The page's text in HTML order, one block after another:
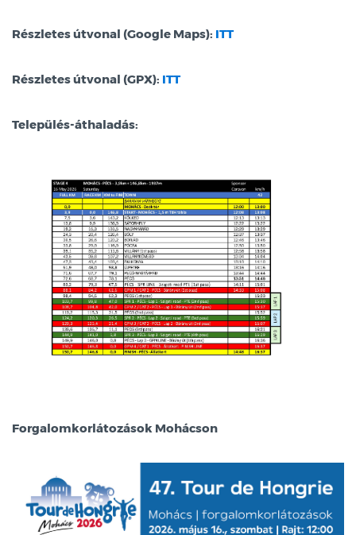
Részletes útvonal (Google Maps): ITT
Részletes útvonal (GPX): ITT
Település-áthaladás:
Forgalomkorlátozások Mohácson